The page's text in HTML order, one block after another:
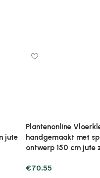
Vloerkleed
rond 150 cm
olijfgroen